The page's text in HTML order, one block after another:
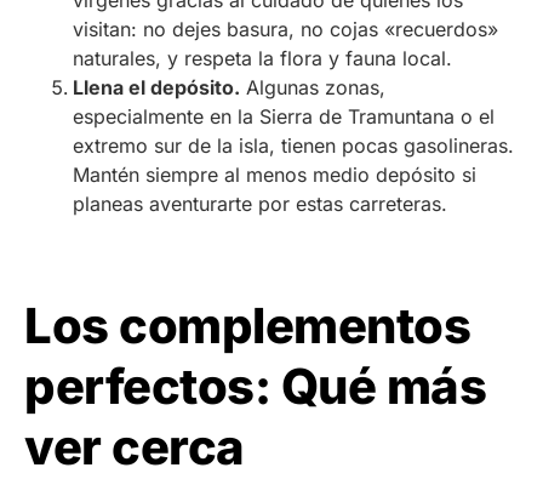
visitan: no dejes basura, no cojas «recuerdos»
naturales, y respeta la flora y fauna local.
Llena el depósito. Algunas zonas,
especialmente en la Sierra de Tramuntana o el
extremo sur de la isla, tienen pocas gasolineras.
Mantén siempre al menos medio depósito si
planeas aventurarte por estas carreteras.
Los complementos
perfectos: Qué más
ver cerca